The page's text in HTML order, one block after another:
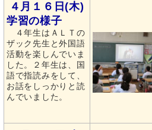
４月１６日(木)
学習の様子
４年生はＡＬＴの
ザック先生と外国語
活動を楽しんでいま
した。２年生は、国
語で指読みをして、
お話をしっかりと読
んでいました。